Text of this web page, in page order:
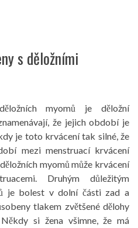
s děložními
myomů je děložní
že jejich období je
je toto krvácení tak silné, že
mezi menstruací krvácení
myomů může krvácení
Druhým důležitým
je bolest v dolní části zad a
tlakem zvětšené dělohy
si žena všimne, že má